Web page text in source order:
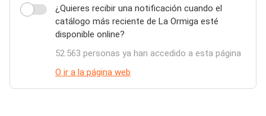
¿Quieres recibir una notificación cuando el
catálogo más reciente de La Ormiga esté
disponible online?
52.563 personas ya han accedido a esta página
O ir a la página web